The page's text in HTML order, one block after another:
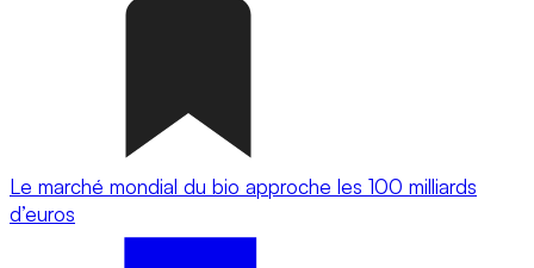
Le marché mondial du bio approche les 100 milliards
d’euros